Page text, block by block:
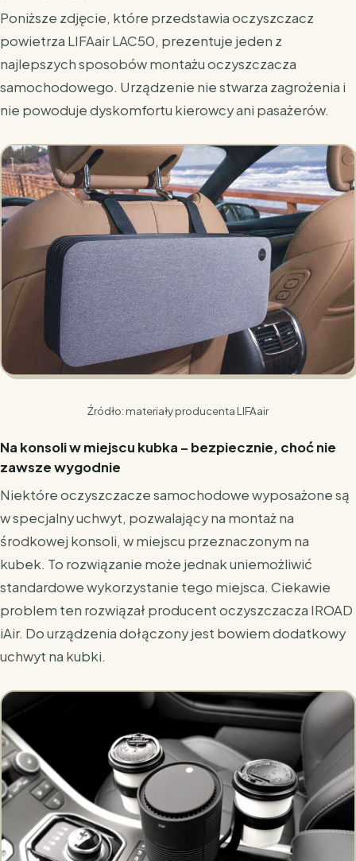
Poniższe zdjęcie, które przedstawia oczyszczacz
powietrza LIFAair LAC50, prezentuje jeden z
najlepszych sposobów montażu oczyszczacza
samochodowego. Urządzenie nie stwarza zagrożenia i
nie powoduje dyskomfortu kierowcy ani pasażerów.
Źródło: materiały producenta LIFAair
Na konsoli w miejscu kubka – bezpiecznie, choć nie
zawsze wygodnie
Niektóre oczyszczacze samochodowe wyposażone są
w specjalny uchwyt, pozwalający na montaż na
środkowej konsoli, w miejscu przeznaczonym na
kubek. To rozwiązanie może jednak uniemożliwić
standardowe wykorzystanie tego miejsca. Ciekawie
problem ten rozwiązał producent oczyszczacza IROAD
iAir. Do urządzenia dołączony jest bowiem dodatkowy
uchwyt na kubki.